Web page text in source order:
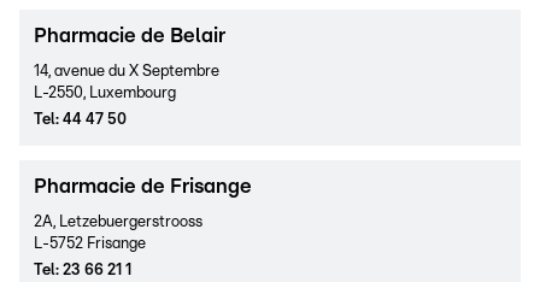
Pharmacie de Belair
14, avenue du X Septembre
L-2550, Luxembourg
Tel: 44 47 50
Pharmacie de Frisange
2A, Letzebuergerstrooss
L-5752 Frisange
Tel: 23 66 21 1